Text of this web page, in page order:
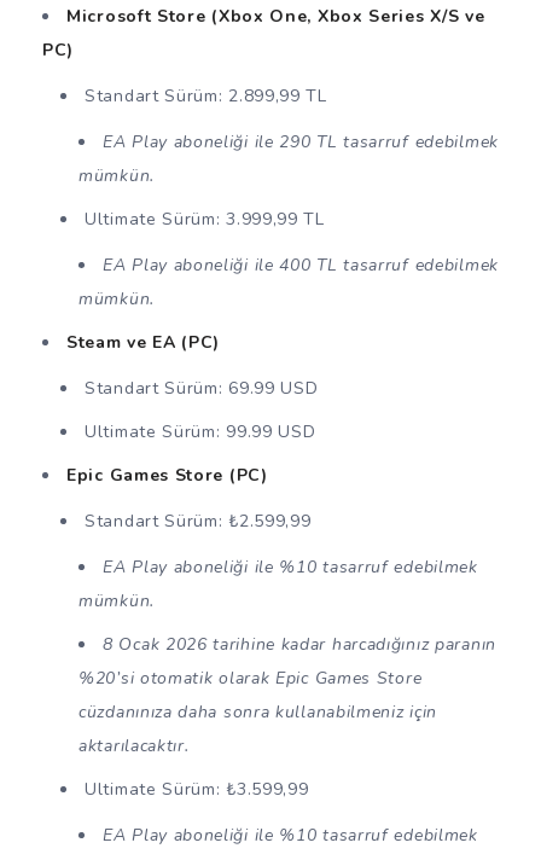
Microsoft Store (Xbox One, Xbox Series X/S ve
PC)
Standart Sürüm: 2.899,99 TL
EA Play aboneliği ile 290 TL tasarruf edebilmek
mümkün.
Ultimate Sürüm: 3.999,99 TL
EA Play aboneliği ile 400 TL tasarruf edebilmek
mümkün.
Steam ve EA (PC)
Standart Sürüm: 69.99 USD
Ultimate Sürüm: 99.99 USD
Epic Games Store (PC)
Standart Sürüm: ₺2.599,99
EA Play aboneliği ile %10 tasarruf edebilmek
mümkün.
8 Ocak 2026 tarihine kadar harcadığınız paranın
%20’si otomatik olarak Epic Games Store
cüzdanınıza daha sonra kullanabilmeniz için
aktarılacaktır.
Ultimate Sürüm: ₺3.599,99
EA Play aboneliği ile %10 tasarruf edebilmek